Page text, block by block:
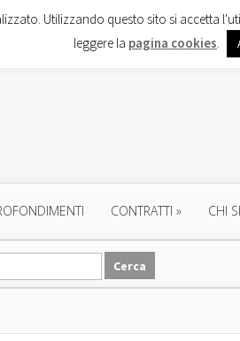
CONTRATTI » CHI
Utilizzando questo sito si accetta
leggere la pagina cookies.